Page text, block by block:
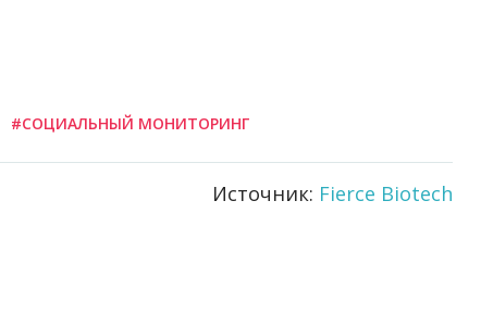
#СОЦИАЛЬНЫЙ МОНИТОРИНГ
Источник: Fierce Biotech